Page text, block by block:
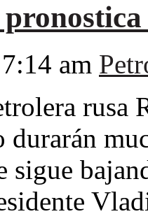
am
rusa
durarán
sigue